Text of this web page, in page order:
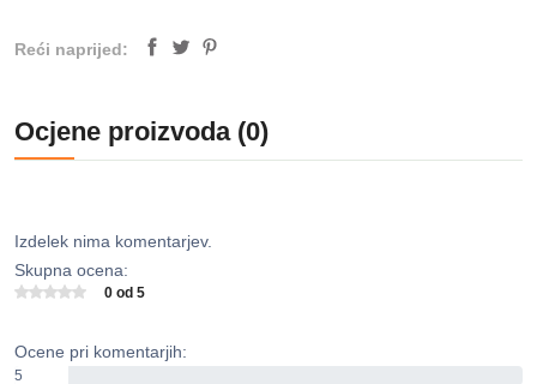
Reći naprijed:
Ocjene proizvoda (0)
Izdelek nima komentarjev.
Skupna ocena:
0 od 5
Ocene pri komentarjih:
5